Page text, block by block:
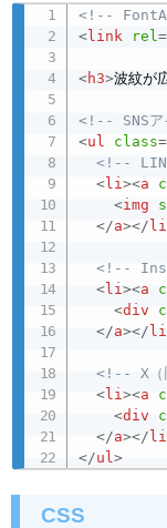
<!--
<link rel=
<h3>波紋が
<!-- SNSア
<ul class=
<!--
<li><a
<img
</a></li
<!--
<li><a
<div
</a></li
<!-- X（
<li><a
<div
</a></li
</ul>
CSS